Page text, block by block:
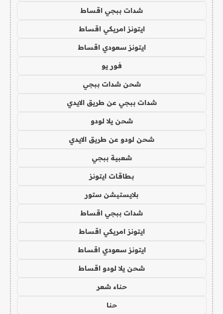
شدات ببجي اقساط
ايتونز امريكي اقساط
ايتونز سعودي اقساط
فور يو
شحن شدات ببجي
شدات ببجي عن طريق الايدي
شحن يلا لودو
شحن لودو عن طريق الايدي
شعبية ببجي
بطاقات ايتونز
بلايستيشن ستور
شدات ببجي اقساط
ايتونز امريكي اقساط
ايتونز سعودي اقساط
شحن يلا لودو اقساط
حناء شعر
حنا